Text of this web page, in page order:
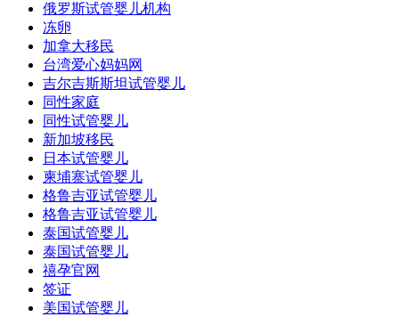
俄罗斯试管婴儿机构
冻卵
加拿大移民
台湾爱心妈妈网
吉尔吉斯斯坦试管婴儿
同性家庭
同性试管婴儿
新加坡移民
日本试管婴儿
柬埔寨试管婴儿
格鲁吉亚试管婴儿
格鲁吉亚试管婴儿
泰国试管婴儿
泰国试管婴儿
禧孕官网
签证
美国试管婴儿